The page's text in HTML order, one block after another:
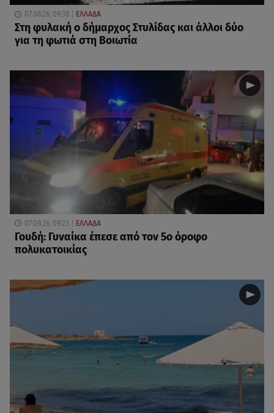
07.08.26, 09:38 ΕΛΛΑΔΑ
Στη φυλακή ο δήμαρχος Στυλίδας και άλλοι δύο
για τη φωτιά στη Βοιωτία
07.08.26, 09:23 ΕΛΛΑΔΑ
Γουδή: Γυναίκα έπεσε από τον 5ο όροφο
πολυκατοικίας